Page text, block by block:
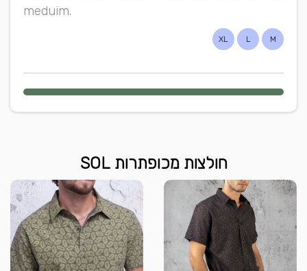
meduim.
M
L
XL
חולצות מכופתרות SOL